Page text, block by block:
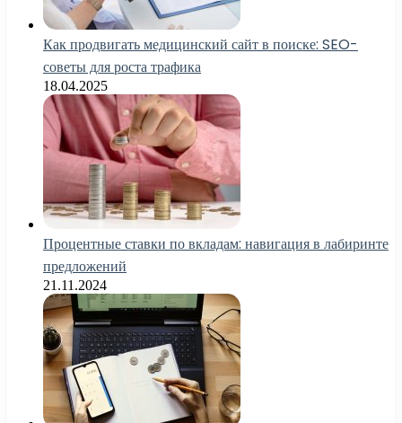
Как продвигать медицинский сайт в поиске: SEO-
советы для роста трафика
18.04.2025
Процентные ставки по вкладам: навигация в лабиринте
предложений
21.11.2024